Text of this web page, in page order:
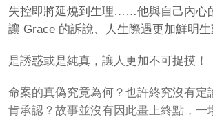
失控即將延燒到生理……他與自己內心
讓 Grace 的訴說、人生際遇更加鮮明生
是誘惑或是純真，讓人更加不可捉摸！
命案的真偽究竟為何？也許終究沒有定
肯承認？故事並沒有因此畫上終點，一